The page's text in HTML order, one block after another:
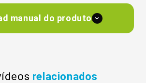
manual do produto ›
relacionados